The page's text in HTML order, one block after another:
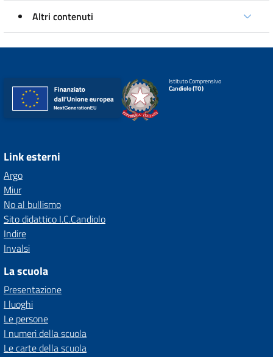
Altri contenuti
Istituto Comprensivo
Candiolo (TO)
Link esterni
Argo
Miur
No al bullismo
Sito didattico I.C.Candiolo
Indire
Invalsi
La scuola
Presentazione
I luoghi
Le persone
I numeri della scuola
Le carte della scuola